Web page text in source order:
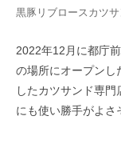
黒豚リブロースカツ
2022年12月に都庁
の場所にオープンし
したカツサンド専
にも使い勝手がよさ